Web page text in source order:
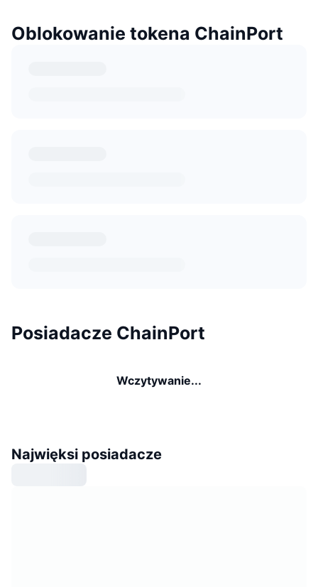
Oblokowanie tokena ChainPort
Posiadacze ChainPort
Wczytywanie...
Najwięksi posiadacze